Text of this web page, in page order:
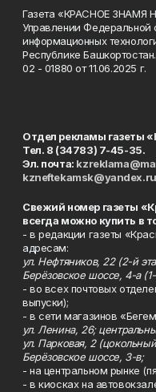
Газета «КРАСНОЕ ЗНАМЯ
Управлении Федеральной
информационных
Республике
02 - 01880 от 11.06.2025 г.
Отдел рекламы газеты
Тел. 8 (34783) 7-45-35.
Эл. почта:
kzneftekamsk@yandex.ru
Свежий номер газеты
всегда можно купить в
- в редакции газеты
адресам:
ул. Нефтяников, 22 (2-й
Берёзовское шоссе, 4-а
- во всех почтовых
выпуски);
- в сети магазинов
ул. Ленина, 26;
ул. Парковая, 2
Берёзовское шоссе, 3-в;
- на центральном рынке
- в киосках на